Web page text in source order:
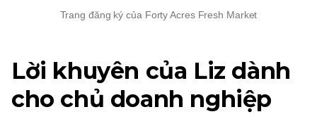
Trang đăng ký của Forty Acres Fresh Market
Lời khuyên của Liz dành
cho chủ doanh nghiệp